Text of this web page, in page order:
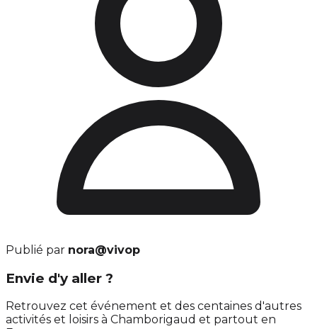
Publié par nora@vivop
Envie d'y aller ?
Retrouvez cet événement et des centaines d'autres
activités et loisirs à Chamborigaud et partout en